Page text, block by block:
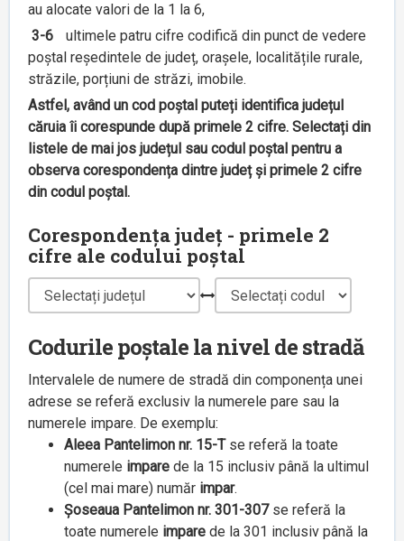
au alocate valori de la 1 la 6,
3-6
ultimele patru cifre codifică din punct de vedere
poștal reședintele de județ, orașele, localitățile rurale,
străzile, porțiuni de străzi, imobile.
Astfel, având un cod poștal puteți identifica județul
căruia îi corespunde după primele 2 cifre. Selectați din
listele de mai jos județul sau codul poștal pentru a
observa corespondența dintre județ și primele 2 cifre
din codul poștal.
Corespondența județ - primele 2
cifre ale codului poștal
Codurile poștale la nivel de stradă
Intervalele de numere de stradă din componența unei
adrese se referă exclusiv la numerele pare sau la
numerele impare. De exemplu:
Aleea Pantelimon nr. 15-Tse referă la toate
numerele impare de la 15 inclusiv până la ultimul
(cel mai mare) număr impar.
Șoseaua Pantelimon nr. 301-307se referă la
toate numerele impare de la 301 inclusiv până la